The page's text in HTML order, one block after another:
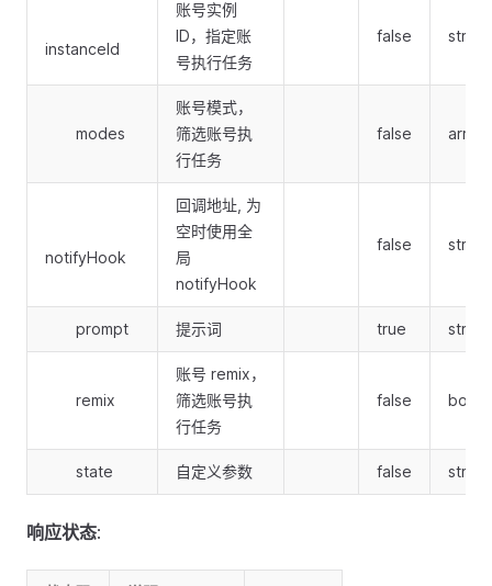
instanceId
账号实例
ID，指定账
号执行任务
false string
modes
账号模式，
筛选账号执
行任务
false array
notifyHook
回调地址, 为
空时使用全
局
notifyHook
false string
prompt 提示词 true string
remix
账号 remix，
筛选账号执
行任务
false
state 自定义参数 false string
响应状态: